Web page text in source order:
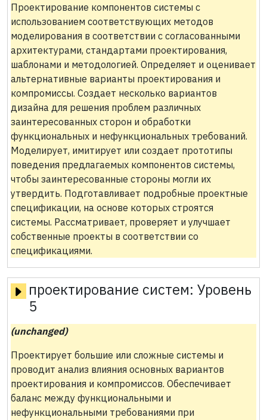
Проектирование компонентов системы с
использованием соответствующих методов
моделирования в соответствии с согласованными
архитектурами, стандартами проектирования,
шаблонами и методологией. Определяет и оценивает
альтернативные варианты проектирования и
компромиссы. Создает несколько вариантов
дизайна для решения проблем различных
заинтересованных сторон и обработки
функциональных и нефункциональных требований.
Моделирует, имитирует или создает прототипы
поведения предлагаемых компонентов системы,
чтобы заинтересованные стороны могли их
утвердить. Подготавливает подробные проектные
спецификации, на основе которых строятся
системы. Рассматривает, проверяет и улучшает
собственные проекты в соответствии со
спецификациями.
проектирование систем: Уровень
5
(unchanged)
Проектирует большие или сложные системы и
проводит анализ влияния основных вариантов
проектирования и компромиссов. Обеспечивает
баланс между функциональными и
нефункциональными требованиями при